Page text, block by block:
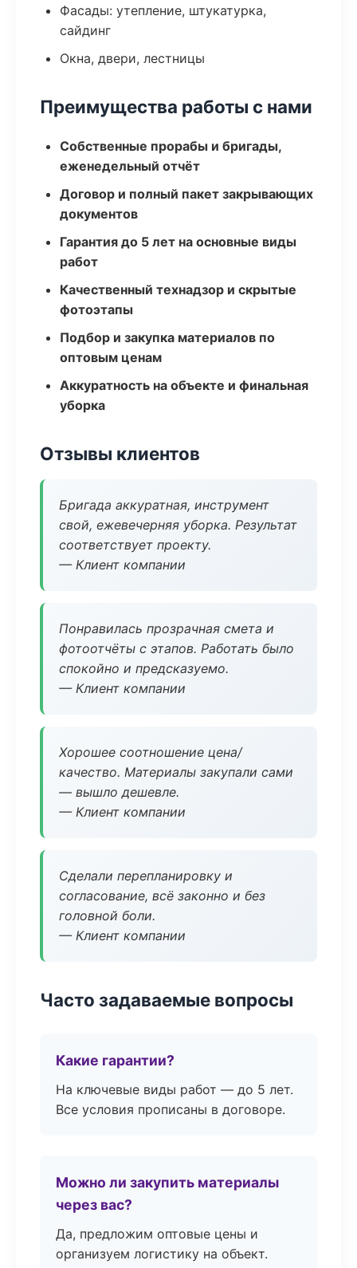
Фасады: утепление, штукатурка,
сайдинг
Окна, двери, лестницы
Преимущества работы с нами
Собственные прорабы и бригады,
еженедельный отчёт
Договор и полный пакет закрывающих
документов
Гарантия до 5 лет на основные виды
работ
Качественный технадзор и скрытые
фотоэтапы
Подбор и закупка материалов по
оптовым ценам
Аккуратность на объекте и финальная
уборка
Отзывы клиентов
Бригада аккуратная, инструмент
свой, ежевечерняя уборка. Результат
соответствует проекту.
— Клиент компании
Понравилась прозрачная смета и
фотоотчёты с этапов. Работать было
спокойно и предсказуемо.
— Клиент компании
Хорошее соотношение цена/
качество. Материалы закупали сами
— вышло дешевле.
— Клиент компании
Сделали перепланировку и
согласование, всё законно и без
головной боли.
— Клиент компании
Часто задаваемые вопросы
Какие гарантии?
На ключевые виды работ — до 5 лет.
Все условия прописаны в договоре.
Можно ли закупить материалы
через вас?
Да, предложим оптовые цены и
организуем логистику на объект.